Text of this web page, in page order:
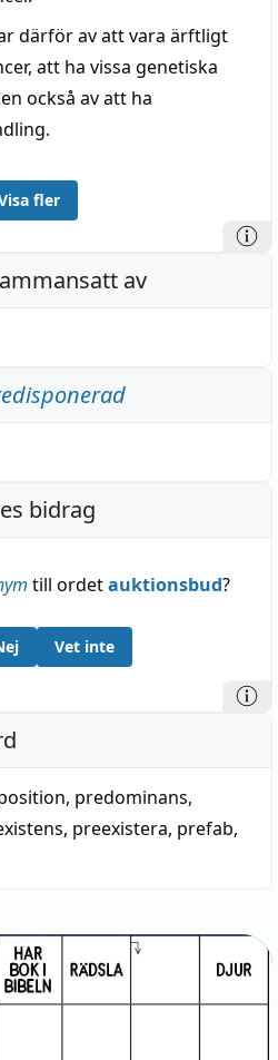
därför av att vara ärftligt
att ha vissa genetiska
också av att ha
fler
av
bidrag
till ordetauktionsbud?
Vet inte
, predominans,
, preexistera, prefab,